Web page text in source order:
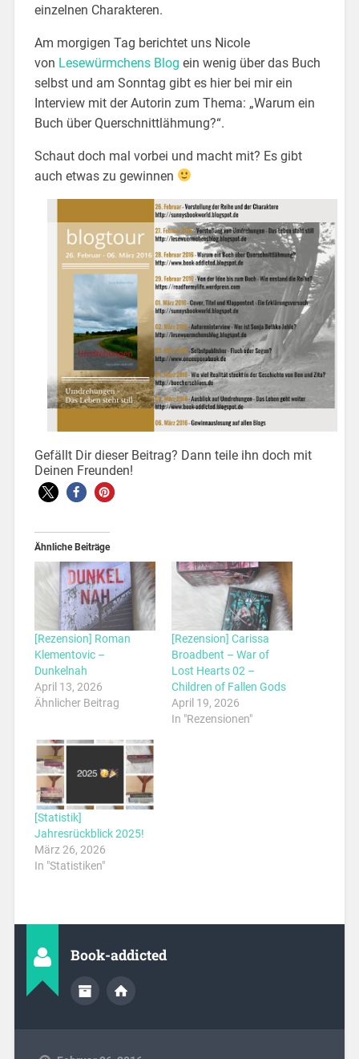
einzelnen Charakteren.
Am morgigen Tag berichtet uns Nicole
von Lesewürmchens Blog ein wenig über das Buch
selbst und am Sonntag gibt es hier bei mir ein
Interview mit der Autorin zum Thema: „Warum ein
Buch über Querschnittlähmung?“.
Schaut doch mal vorbei und macht mit? Es gibt
auch etwas zu gewinnen
Gefällt Dir dieser Beitrag? Dann teile ihn doch mit
Deinen Freunden!
Ähnliche Beiträge
[Rezension] Roman
Klementovic –
Dunkelnah
April 13, 2026
Ähnlicher Beitrag
[Rezension] Carissa
Broadbent – War of
Lost Hearts 02 –
Children of Fallen Gods
April 19, 2026
In "Rezensionen"
[Statistik]
Jahresrückblick 2025!
März 26, 2026
In "Statistiken"
Book-addicted